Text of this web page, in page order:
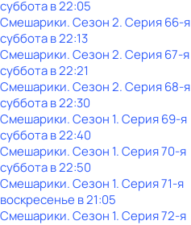
субботав22:05
Смешарики. Сезон 2. Серия 66-я
субботав22:13
Смешарики. Сезон 2. Серия 67-я
субботав22:21
Смешарики. Сезон 2. Серия 68-я
субботав22:30
Смешарики. Сезон 1. Серия 69-я
субботав22:40
Смешарики. Сезон 1. Серия 70-я
субботав22:50
Смешарики. Сезон 1. Серия 71-я
воскресенье в21:05
Смешарики. Сезон 1. Серия 72-я